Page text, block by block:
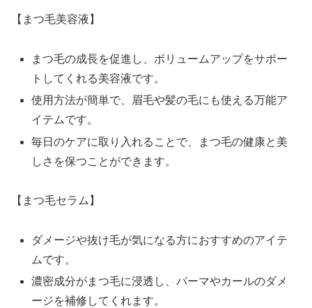
【まつ毛美容液】
まつ毛の成長を促進し、ボリュームアップをサポー
トしてくれる美容液です。
使用方法が簡単で、眉毛や髪の毛にも使える万能ア
イテムです。
毎日のケアに取り入れることで、まつ毛の健康と美
しさを保つことができます。
【まつ毛セラム】
ダメージや抜け毛が気になる方におすすめのアイテ
ムです。
濃密成分がまつ毛に浸透し、パーマやカールのダメ
ージを補修してくれます。